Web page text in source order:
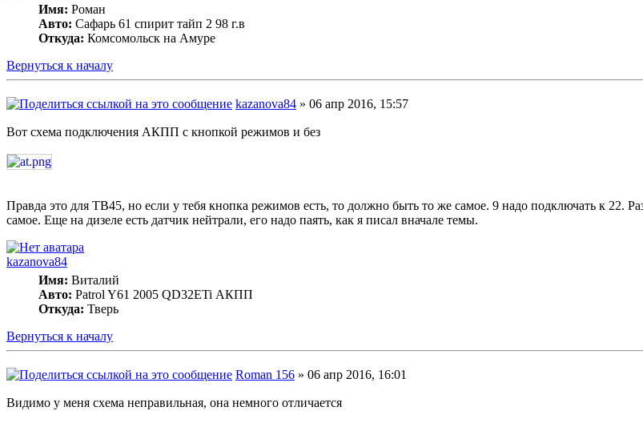
Имя: Роман
Авто: Сафарь 61 спирит тайп 2 98 г.в
Откуда: Комсомольск на Амуре
Вернуться к началу
kazanova84 » 06 апр 2016, 15:57
Вот схема подключения АКПП с кнопкой режимов и без
Правда это для TB45, но если у тебя кнопка режимов есть, то должно быть то же самое. 9 надо подключать к
самое. Еще на дизеле есть датчик нейтрали, его надо паять, как я писал вначале темы.
kazanova84
Имя: Виталий
Авто: Patrol Y61 2005 QD32ETi АКПП
Откуда: Тверь
Вернуться к началу
Roman 156 » 06 апр 2016, 16:01
Видимо у меня схема неправильная, она немного отличается